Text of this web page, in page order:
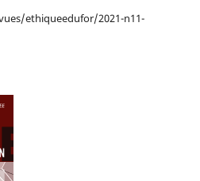
ethiqueedufor/2021-n11-